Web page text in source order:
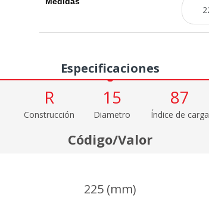
Especificaciones
R
Construcción
15
Diametro
87
Índice de carga
Código/Valor
225 (mm)